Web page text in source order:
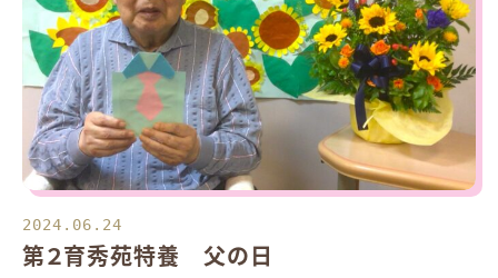
2024.06.24
第２育秀苑特養 父の日